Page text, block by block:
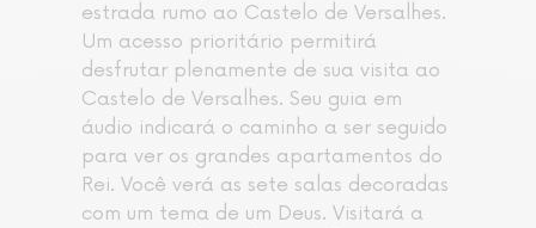
estrada rumo ao Castelo de Versalhes.
Um acesso prioritário permitirá
desfrutar plenamente de sua visita ao
Castelo de Versalhes. Seu guia em
áudio indicará o caminho a ser seguido
para ver os grandes apartamentos do
Rei. Você verá as sete salas decoradas
com um tema de um Deus. Visitará a